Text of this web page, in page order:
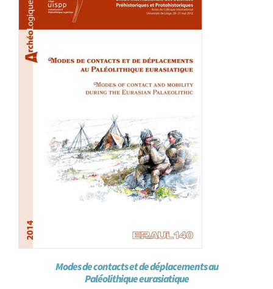
Achat en ligne
Panier WooCommerce
Modes de contacts et de déplacements au
Paléolithique eurasiatique